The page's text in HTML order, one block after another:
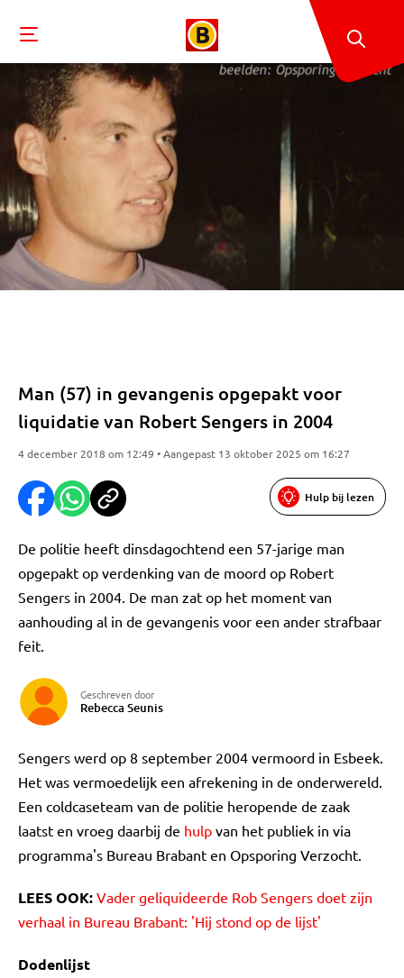
Man (57) in gevangenis opgepakt voor
liquidatie van Robert Sengers in 2004
4 december 2018 om 12:49 • Aangepast 13 oktober 2025 om 16:27
Hulp bij lezen
De politie heeft dinsdagochtend een 57-jarige man
opgepakt op verdenking van de moord op Robert
Sengers in 2004. De man zat op het moment van
aanhouding al in de gevangenis voor een ander strafbaar
feit.
Geschreven door
Rebecca Seunis
Sengers werd op 8 september 2004 vermoord in Esbeek.
Het was vermoedelijk een afrekening in de onderwereld.
Een coldcaseteam van de politie heropende de zaak
laatst en vroeg daarbij de hulp van het publiek in via
programma's Bureau Brabant en Opsporing Verzocht.
LEES OOK: Vader geliquideerde Rob Sengers doet zijn
verhaal in Bureau Brabant: 'Hij stond op de lijst'
Dodenlijst